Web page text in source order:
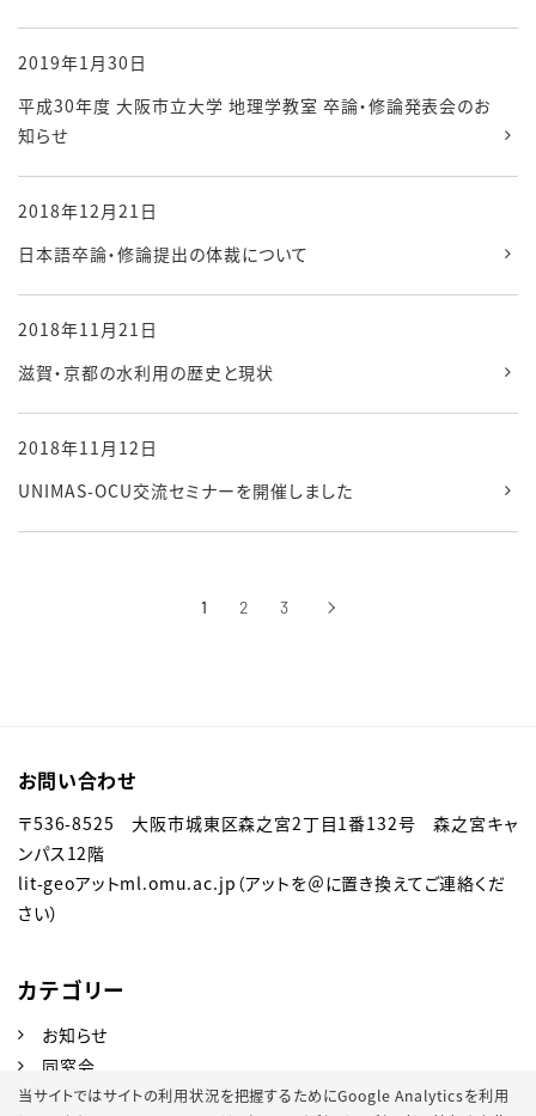
2019年1月30日
平成30年度 大阪市立大学 地理学教室 卒論・修論発表会のお
知らせ
2018年12月21日
日本語卒論・修論提出の体裁について
2018年11月21日
滋賀・京都の水利用の歴史と現状
2018年11月12日
UNIMAS-OCU交流セミナーを開催しました
1 2 3 ›次へ
当サイトではサイトの利用状況を把握するためにGoogle Analyticsを利用
お問い合わせ
〒536-8525 大阪市城東区森之宮2丁目1番132号 森之宮キャ
ンパス12階
lit-geoアットml.omu.ac.jp（アットを＠に置き換えてご連絡くだ
さい）
カテゴリー
お知らせ
同窓会
Tweets by ocu_geo